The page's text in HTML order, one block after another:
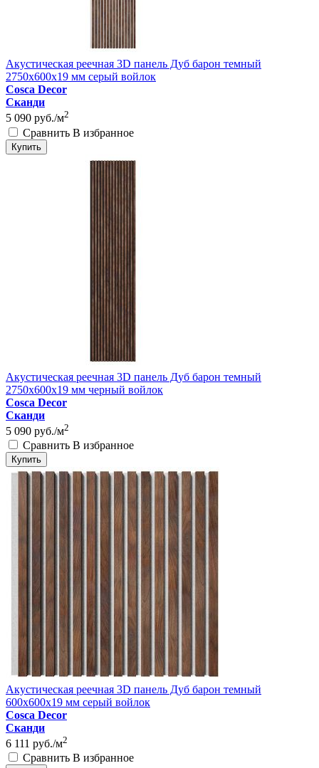
Акустическая реечная 3D панель Дуб барон темный
2750x600x19 мм серый войлок
Cosca Decor
Сканди
5 090 руб./м2
Сравнить В избранное
Купить
Акустическая реечная 3D панель Дуб барон темный
2750x600x19 мм черный войлок
Cosca Decor
Сканди
5 090 руб./м2
Сравнить В избранное
Купить
Акустическая реечная 3D панель Дуб барон темный
600x600x19 мм серый войлок
Cosca Decor
Сканди
6 111 руб./м2
Сравнить В избранное